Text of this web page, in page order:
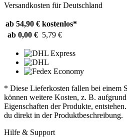
Versandkosten für Deutschland
ab 54,90 € kostenlos*
ab 0,00 € 5,79 €
* Diese Lieferkosten fallen bei einem
können weitere Kosten, z. B.
Eigenschaften der Produkte,
du direkt in der Produktbeschreibung.
Hilfe & Support